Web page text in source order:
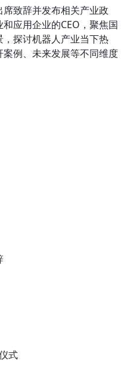
致辞并发布相关产业政
应用企业的CEO，聚焦国
探讨机器人产业当下热
例、未来发展等不同维度
式